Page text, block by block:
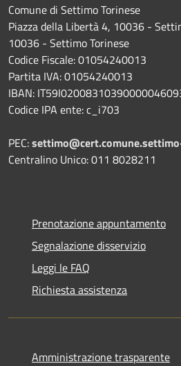
Comune di Settimo Torinese
Piazza della Libertà 4, 10036 -
10036 - Settimo Torinese
Codice Fiscale: 01054240013
Partita IVA: 01054240013
IBAN:
Codice IPA ente: c_i703
PEC:
Centralino Unico: 011 8028211
Prenotazione appuntamento
Segnalazione disservizio
Leggi le FAQ
Richiesta assistenza
Amministrazione trasparente